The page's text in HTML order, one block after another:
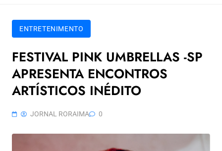
ENTRETENIMENTO
FESTIVAL PINK UMBRELLAS -SP
APRESENTA ENCONTROS
ARTÍSTICOS INÉDITO
JORNAL RORAIMA 0